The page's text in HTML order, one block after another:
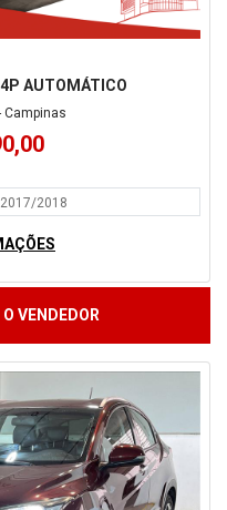
AUTOMÁTICO
Campinas
2017/2018
VENDEDOR